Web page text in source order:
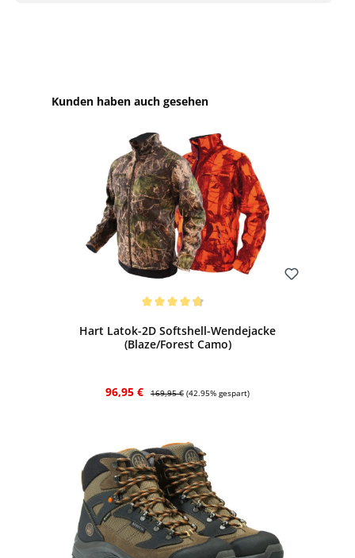
Produktgalerie überspringen
Kunden haben auch gesehen
Hart Latok-2D Softshell-Wendejacke
(Blaze/Forest Camo)
Verkaufspreis:
96,95 € Regulärer Preis:
169,95 € (42.95% gespart)